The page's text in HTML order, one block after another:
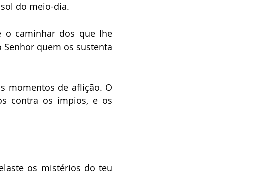
do meio-dia.
caminhar dos que lhe
quem os sustenta
momentos de aflição. O
contra os ímpios, e os
os mistérios do teu